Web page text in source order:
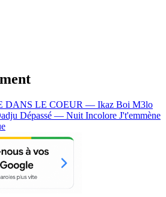
DANS LE COEUR — Ikaz Boi M3lo
Dépassé — Nuit Incolore J't'emmène